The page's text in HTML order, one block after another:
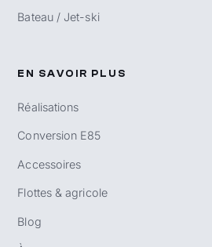
Bateau / Jet-ski
EN SAVOIR PLUS
Réalisations
Conversion E85
Accessoires
Flottes & agricole
Blog